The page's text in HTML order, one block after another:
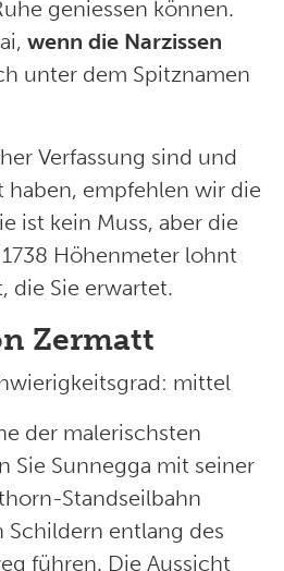
geniessen können.
wenn die Narzissen
unter dem Spitznamen
Verfassung sind und
haben, empfehlen wir die
ist kein Muss, aber die
Höhenmeter lohnt
die Sie erwartet.
Zermatt
mittel
der malerischsten
Sie Sunnegga mit seiner
Standseilbahn
Schildern entlang des
führen. Die Aussicht